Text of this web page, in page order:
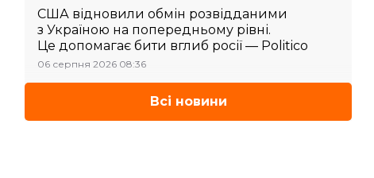
США відновили обмін розвідданими
з Україною на попередньому рівні.
Це допомагає бити вглиб росії — Politico
06 серпня 2026 08:36
Всі новини